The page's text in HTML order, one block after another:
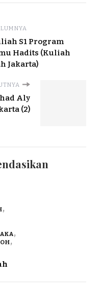
S1 Program
Hadits (Kuliah
Jakarta)
Aly
(2)